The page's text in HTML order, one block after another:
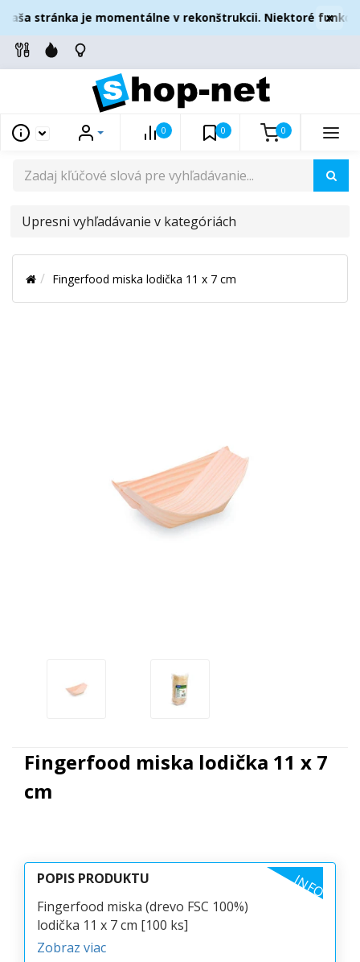
stránka je momentálne v rekonštrukcii. Niektoré ×
0 0 0
UPRESNI
V
KATEGÓRIÁCH
Fingerfood miska lodička 11 x 7 cm
Fingerfood miska lodička 11 x 7
cm
POPIS PRODUKTU INFO
Fingerfood miska (drevo FSC 100%)
lodička 11 x 7 cm [100 ks]
Zobraz viac